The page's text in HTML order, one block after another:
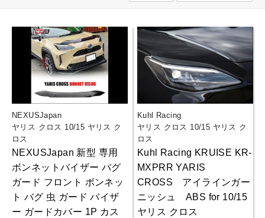
NEXUSJapan
ヤリス クロス 10/15 ヤリス ク
ロス
NEXUSJapan 新型 専用
ボンネットバイザー バグ
ガード フロント ボンネッ
ト バグ 虫 ガード バイザ
ー ガードカバー 1P カス
Kuhl Racing
ヤリス クロス 10/15 ヤリス ク
ロス
Kuhl Racing KRUISE KR-
MXPRR YARIS
CROSS アイラインガー
ニッシュ ABS for 10/15
ヤリス クロス